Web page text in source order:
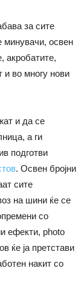
за сите
минувачи, освен
акробатите,
и во многу нови
и да се
а ги
подготви
. Освен бројни
сите
на шини ќе се
со
ефекти, photo
ќе ја претстави
накит со